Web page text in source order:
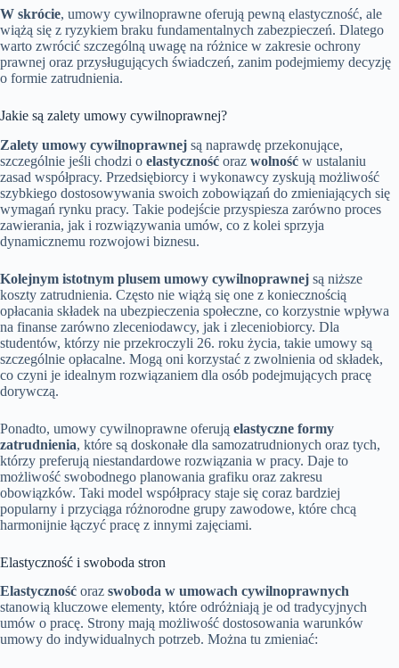
W skrócie, umowy cywilnoprawne oferują pewną elastyczność, ale
wiążą się z ryzykiem braku fundamentalnych zabezpieczeń. Dlatego
warto zwrócić szczególną uwagę na różnice w zakresie ochrony
prawnej oraz przysługujących świadczeń, zanim podejmiemy decyzję
o formie zatrudnienia.
Jakie są zalety umowy cywilnoprawnej?
Zalety umowy cywilnoprawnej są naprawdę przekonujące,
szczególnie jeśli chodzi o elastyczność oraz wolność w ustalaniu
zasad współpracy. Przedsiębiorcy i wykonawcy zyskują możliwość
szybkiego dostosowywania swoich zobowiązań do zmieniających się
wymagań rynku pracy. Takie podejście przyspiesza zarówno proces
zawierania, jak i rozwiązywania umów, co z kolei sprzyja
dynamicznemu rozwojowi biznesu.
Kolejnym istotnym plusem umowy cywilnoprawnej są niższe
koszty zatrudnienia. Często nie wiążą się one z koniecznością
opłacania składek na ubezpieczenia społeczne, co korzystnie wpływa
na finanse zarówno zleceniodawcy, jak i zleceniobiorcy. Dla
studentów, którzy nie przekroczyli 26. roku życia, takie umowy są
szczególnie opłacalne. Mogą oni korzystać z zwolnienia od składek,
co czyni je idealnym rozwiązaniem dla osób podejmujących pracę
dorywczą.
Ponadto, umowy cywilnoprawne oferują elastyczne formy
zatrudnienia, które są doskonałe dla samozatrudnionych oraz tych,
którzy preferują niestandardowe rozwiązania w pracy. Daje to
możliwość swobodnego planowania grafiku oraz zakresu
obowiązków. Taki model współpracy staje się coraz bardziej
popularny i przyciąga różnorodne grupy zawodowe, które chcą
harmonijnie łączyć pracę z innymi zajęciami.
Elastyczność i swoboda stron
Elastyczność oraz swoboda w umowach cywilnoprawnych
stanowią kluczowe elementy, które odróżniają je od tradycyjnych
umów o pracę. Strony mają możliwość dostosowania warunków
umowy do indywidualnych potrzeb. Można tu zmieniać: